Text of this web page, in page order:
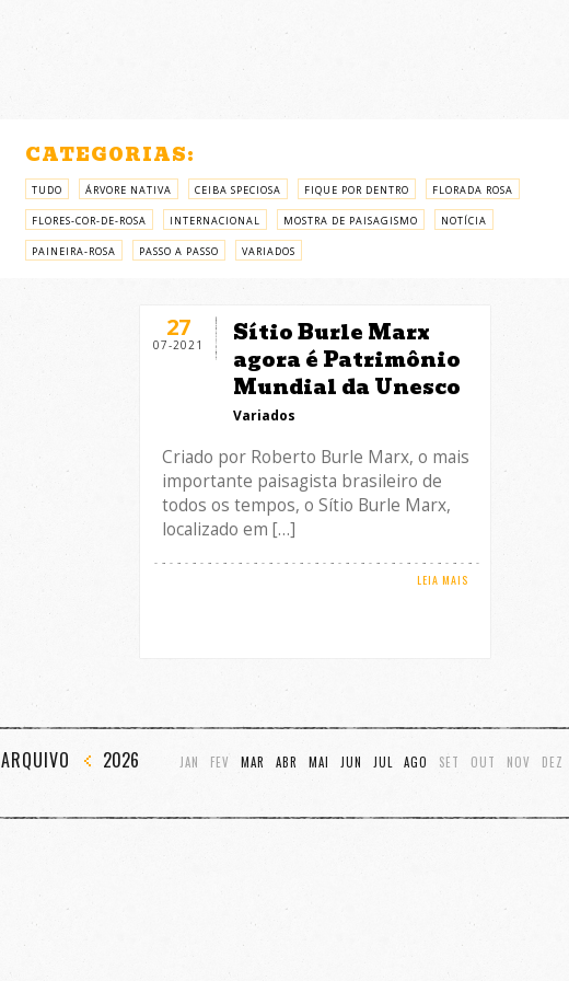
CATEGORIAS:
TUDO ÁRVORE NATIVA CEIBA SPECIOSA FIQUE POR DENTRO FLORADA ROSA
FLORES-COR-DE-ROSA INTERNACIONAL MOSTRA DE PAISAGISMO NOTÍCIA
PAINEIRA-ROSA PASSO A PASSO VARIADOS
27
07-2021
Sítio Burle Marx
agora é Patrimônio
Mundial da Unesco
Variados
Criado por Roberto Burle Marx, o mais
importante paisagista brasileiro de
todos os tempos, o Sítio Burle Marx,
localizado em […]
LEIA MAIS
ARQUIVO 2026 JAN FEV MAR ABR MAI JUN JUL AGO SET OUT NOV DEZ